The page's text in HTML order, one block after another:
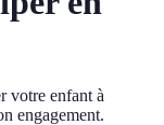
votre enfant à
engagement.